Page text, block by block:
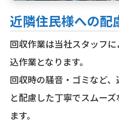
近隣住民様への配
回収作業は当社スタッフ
込作業となります。
回収時の騒音・ゴミなど
と配慮した丁寧でスムー
ます。